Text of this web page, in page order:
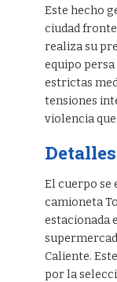
Este hecho
ciudad
realiza su
equipo
estrictas
tensiones
violencia
El cuerpo se
camioneta
estacionada
Caliente.
por la